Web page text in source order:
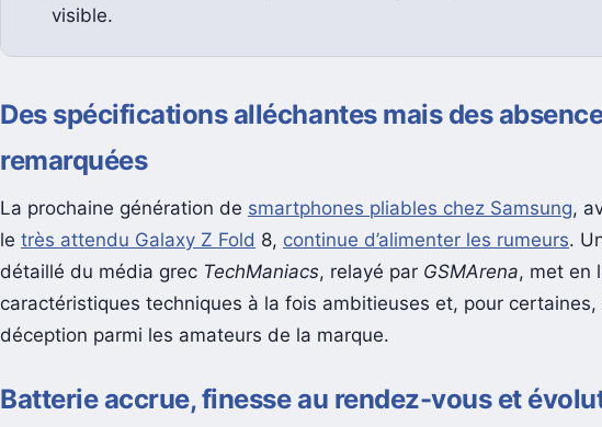
visible.
Des spécifications alléchantes mais des
remarquées
La prochaine génération de smartphones pliables chez Samsung,
le très attendu Galaxy Z Fold 8, continue d’alimenter les rumeurs.
détaillé du média grec TechManiacs, relayé par GSMArena, met en
caractéristiques techniques à la fois ambitieuses et, pour certaines,
déception parmi les amateurs de la marque.
Batterie accrue, finesse au rendez-vous et